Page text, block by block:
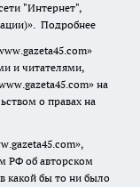
"Интернет",
Подробнее
и читателями,
на
о правах на
РФ об авторском
какой бы то ни было